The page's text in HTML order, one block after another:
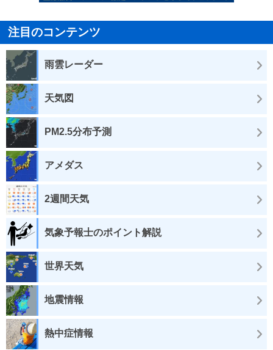
注目のコンテンツ
雨雲レーダー
天気図
PM2.5分布予測
アメダス
2週間天気
気象予報士のポイント解説
世界天気
地震情報
熱中症情報